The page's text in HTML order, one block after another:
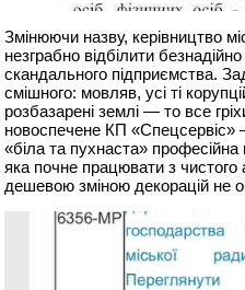
Змінюючи назву, керівництво
незграбно відбілити
скандального підприємства.
смішного: мовляв, усі ті
розбазарені землі — то все
новоспечене КП
«біла та пухнаста»
яка почне працювати з
дешевою зміною декорацій не